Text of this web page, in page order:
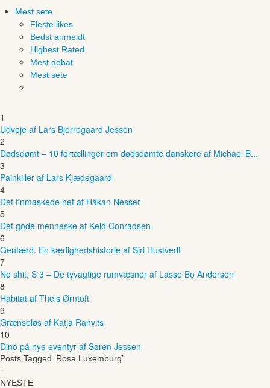
Mest sete
Fleste likes
Bedst anmeldt
Highest Rated
Mest debat
Mest sete
1
Udveje af Lars Bjerregaard Jessen
2
Dødsdømt – 10 fortællinger om dødsdømte danskere af Michael B...
3
Painkiller af Lars Kjædegaard
4
Det finmaskede net af Håkan Nesser
5
Det gode menneske af Keld Conradsen
6
Genfærd. En kærlighedshistorie af Siri Hustvedt
7
No shit, S 3 – De tyvagtige rumvæsner af Lasse Bo Andersen
8
Habitat af Theis Ørntoft
9
Grænseløs af Katja Ranvits
10
Dino på nye eventyr af Søren Jessen
Posts Tagged ‘Rosa Luxemburg’
-
NYESTE